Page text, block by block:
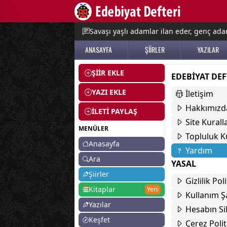
Savaşı yaşlı adamlar ilan eder, genç
ANASAYFA ŞİİRLER YAZILAR
ŞİİR EKLE
YAZI EKLE
İLETİ PAYLAŞ
MENÜLER
Anasayfa
Ara
Şiirler
Kitaplar
Yeni
Yazılar
Keşfet
EDEBIYAT
İletişim
Site
Topluluk
Yardım
YASAL
Gizlilik
Kullanım
Hesabın
Çerez
menu